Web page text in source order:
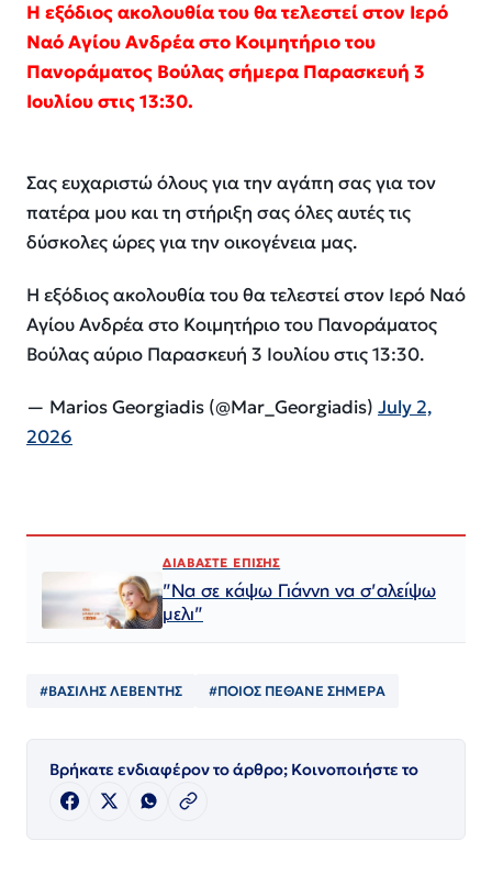
Η εξόδιος ακολουθία του θα τελεστεί στον Ιερό
Ναό Αγίου Ανδρέα στο Κοιμητήριο του
Πανοράματος Βούλας σήμερα Παρασκευή 3
Ιουλίου στις 13:30.
Σας ευχαριστώ όλους για την αγάπη σας για τον
πατέρα μου και τη στήριξη σας όλες αυτές τις
δύσκολες ώρες για την οικογένεια μας.
Η εξόδιος ακολουθία του θα τελεστεί στον Ιερό Ναό
Αγίου Ανδρέα στο Κοιμητήριο του Πανοράματος
Βούλας αύριο Παρασκευή 3 Ιουλίου στις 13:30.
— Marios Georgiadis (@Mar_Georgiadis) July 2,
2026
ΔΙΑΒΑΣΤΕ ΕΠΙΣΗΣ
"Να σε κάψω Γιάννη να σ'αλείψω
μελι"
#ΒΑΣΙΛΗΣ ΛΕΒΕΝΤΗΣ #ΠΟΙΟΣ ΠΈΘΑΝΕ ΣΗΜΕΡΑ
Βρήκατε ενδιαφέρον το άρθρο; Κοινοποιήστε το